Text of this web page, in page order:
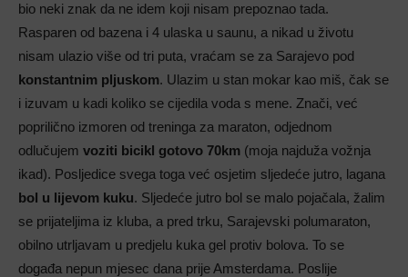
bio neki znak da ne idem koji nisam prepoznao tada.
Rasparen od bazena i 4 ulaska u saunu, a nikad u životu
nisam ulazio više od tri puta, vraćam se za Sarajevo pod
konstantnim pljuskom. Ulazim u stan mokar kao miš, čak se
i izuvam u kadi koliko se cijedila voda s mene. Znači, već
poprilično izmoren od treninga za maraton, odjednom
odlučujem voziti bicikl gotovo 70km (moja najduža vožnja
ikad). Posljedice svega toga već osjetim sljedeće jutro, lagana
bol u lijevom kuku. Sljedeće jutro bol se malo pojačala, žalim
se prijateljima iz kluba, a pred trku, Sarajevski polumaraton,
obilno utrljavam u predjelu kuka gel protiv bolova. To se
događa nepun mjesec dana prije Amsterdama. Poslije